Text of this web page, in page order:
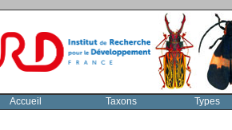
Accueil Taxons Types